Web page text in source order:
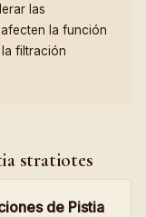
las
la función
filtración
stratiotes
de Pistia